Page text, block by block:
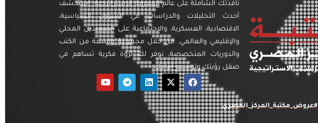
نافذتك الشاملة على عالم المعرفة الاستراتيجية. استكشف
أحدث التحليلات والدراسات في الشؤون السياسية،
الاقتصادية، العسكرية، والاجتماعية على الصعيدين المحلي
والإقليمي والعالمي. من خلال مجموعة واسعة من الكتب
والدوريات المتخصصة، نوفر لك ثروة فكرية تساهم في
صقل رؤيتك وتوسيع آفاقك.
#عروض_مكتبة_المركز_المصري